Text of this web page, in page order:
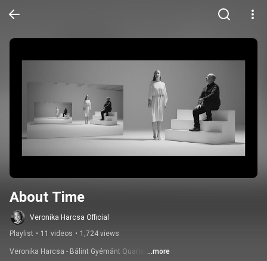
About Time
Veronika Harcsa Official
Playlist • 11 videos • 1,724 views
Veronika Harcsa - Bálint Gyémánt Quartet ...more